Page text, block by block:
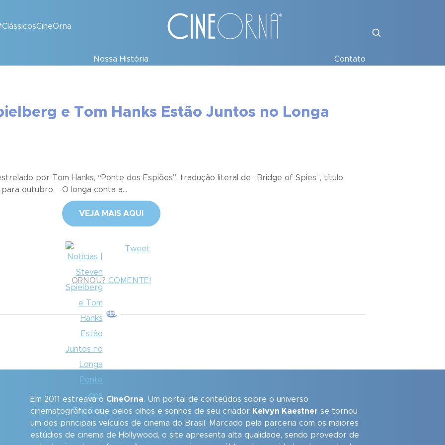
Nossa História Contato
e Tom Hanks Estão Juntos no Longa
por Tom Hanks, “Ponte dos Espiões”, tradução literal de “Bridge of Spies”, título
outubro. O longa conta a...
VEJA MAIS AQUI
Tweet
ORNOU? COMENTE!
Em 2011 estreava o CineOrna. Um portal de conteúdos sobre o universo
cinematográfico que pelos olhos e sonhos de seu criador Kelvyn Kaestner se tornou
um dos principais veículos de cinema do Brasil. Marcado pela parceria com os maiores
estúdios de cinema de Hollywood, o site apresenta alta qualidade, sendo provedor de